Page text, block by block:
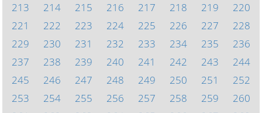
213
214 215 216 217 218 219
220
221
222 223 224 225 226 227
228
229
230 231 232 233 234 235
236
237
238 239 240 241 242 243
244
245
246 247 248 249 250 251
252
253
254 255 256 257 258 259
260